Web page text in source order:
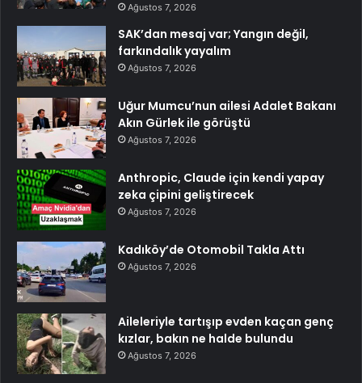
Ağustos 7, 2026
SAK’dan mesaj var; Yangın değil,
farkındalık yayalım
Ağustos 7, 2026
Uğur Mumcu’nun ailesi Adalet Bakanı
Akın Gürlek ile görüştü
Ağustos 7, 2026
Anthropic, Claude için kendi yapay
zeka çipini geliştirecek
Ağustos 7, 2026
Kadıköy’de Otomobil Takla Attı
Ağustos 7, 2026
Aileleriyle tartışıp evden kaçan genç
kızlar, bakın ne halde bulundu
Ağustos 7, 2026